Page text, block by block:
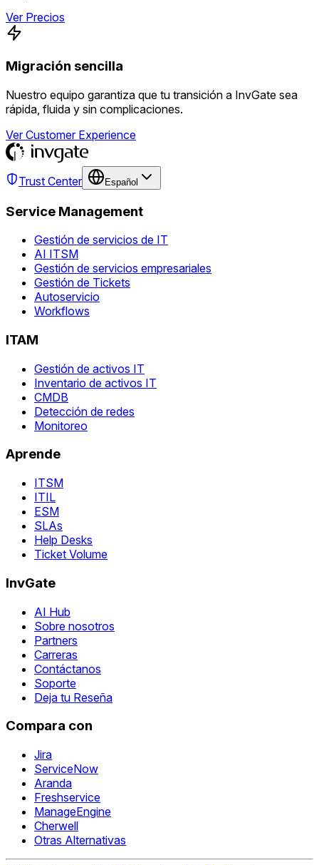
Ver Precios
Migración sencilla
Nuestro equipo garantiza que tu transición a InvGate sea
rápida, fluida y sin complicaciones.
Ver Customer Experience
Trust Center Español
Service Management
Gestión de servicios de IT
AI ITSM
Gestión de servicios empresariales
Gestión de Tickets
Autoservicio
Workflows
ITAM
Gestión de activos IT
Inventario de activos IT
CMDB
Detección de redes
Monitoreo
Aprende
ITSM
ITIL
ESM
SLAs
Help Desks
Ticket Volume
InvGate
AI Hub
Sobre nosotros
Partners
Carreras
Contáctanos
Soporte
Deja tu Reseña
Compara con
Jira
ServiceNow
Aranda
Freshservice
ManageEngine
Cherwell
Otras Alternativas